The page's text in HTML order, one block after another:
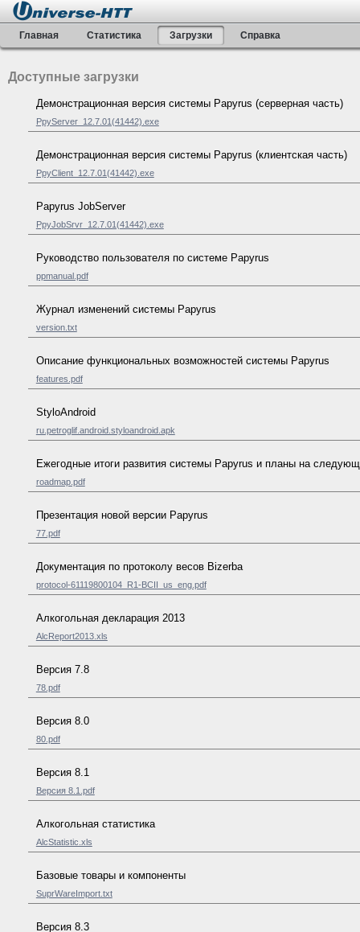
Главная Статистика Загрузки Справка
Доступные загрузки
Демонстрационная версия системы Papyrus (серверная часть)
PpyServer_12.7.01(41442).exe
Демонстрационная версия системы Papyrus (клиентская часть)
PpyClient_12.7.01(41442).exe
Papyrus JobServer
PpyJobSrvr_12.7.01(41442).exe
Руководство пользователя по системе Papyrus
ppmanual.pdf
Журнал изменений системы Papyrus
version.txt
Описание функциональных возможностей системы Papyrus
features.pdf
StyloAndroid
ru.petroglif.android.styloandroid.apk
Ежегодные итоги развития системы Papyrus и планы на
roadmap.pdf
Презентация новой версии Papyrus
77.pdf
Документация по протоколу весов Bizerba
protocol-61119800104_R1-BCII_us_eng.pdf
Алкогольная декларация 2013
AlcReport2013.xls
Версия 7.8
78.pdf
Версия 8.0
80.pdf
Версия 8.1
Версия 8.1.pdf
Алкогольная статистика
AlcStatistic.xls
Базовые товары и компоненты
SuprWareImport.txt
Версия 8.3